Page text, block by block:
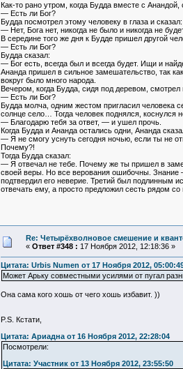
Как-то рано утром, когда Будда вместе с
— Есть ли Бог?
Будда посмотрел этому человеку в глаза и сказал:
— Нет, Бога нет, никогда не было и никогда не
В середине того же дня к Будде пришел другой
— Есть ли Бог?
Будда сказал:
— Бог есть, всегда был и всегда будет. Ищи и
Ананда пришел в сильное замешательство, так
вокруг было много народа.
Вечером, когда Будда, сидя под деревом,
— Есть ли Бог?
Будда молча, одним жестом пригласил человека
солнце село… Тогда человек поднялся, коснулся
— Благодарю тебя за ответ, — и ушел прочь.
Когда Будда и Ананда остались одни, Ананда
— Я не смогу уснуть сегодня ночью, если ты не
Почему?!
Тогда Будда сказал:
— Я отвечал не тебе. Почему же ты пришел в
своей веры. Но все верования ошибочны. Знание
подтвердил его неверие. Третий был подлинным
отвечать ему, а просто предложил сесть рядом
Re: Четырёхволновое смешение и
« Ответ #348 : 17 Ноября 2012, 12:18:36 »
Цитата: Urbis Numen от 17 Ноября 2012,
Может Арьку совместными усилями от пугал
Она сама кого хошь от чего хошь избавит. ))
P.S. Кстати,
Цитата: Ариадна от 16 Ноября 2012, 22:28:04
Посмотрели:
Цитата: Участник от 13 Ноября 2012, 23:55:50